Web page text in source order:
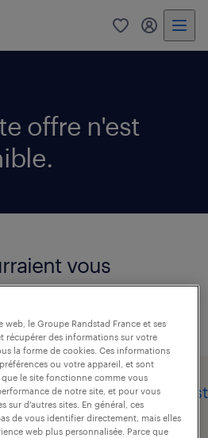
0 mon
offre n'est
vous
(f/h)
web, le Groupe Randstad France et ses
récupérer des informations sur votre
la forme de cookies. Ces informations
ou votre appareil, et sont
le site fonctionne comme vous
de notre site, et pour vous
sur d’autres sites. En général, ces
de vous identifier directement, mais elles
web plus personnalisée. Parce que